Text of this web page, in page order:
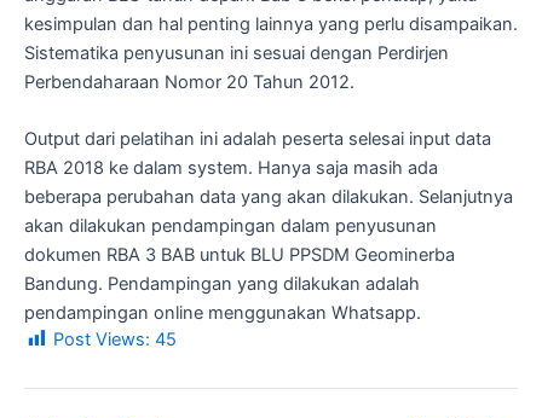
kesimpulan dan hal penting lainnya yang perlu disampaikan.
Sistematika penyusunan ini sesuai dengan Perdirjen
Perbendaharaan Nomor 20 Tahun 2012.
Output dari pelatihan ini adalah peserta selesai input data
RBA 2018 ke dalam system. Hanya saja masih ada
beberapa perubahan data yang akan dilakukan. Selanjutnya
akan dilakukan pendampingan dalam penyusunan
dokumen RBA 3 BAB untuk BLU PPSDM Geominerba
Bandung. Pendampingan yang dilakukan adalah
pendampingan online menggunakan Whatsapp.
Post Views: 45